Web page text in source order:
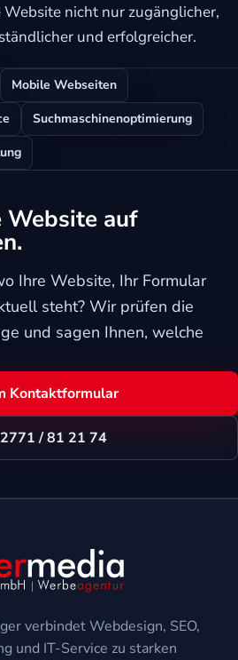
nicht nur zugänglicher,
und erfolgreicher.
Mobile Webseiten
Suchmaschinenoptimierung
Website auf
Ihre Website, Ihr Formular
steht? Wir prüfen die
und sagen Ihnen, welche
Kontaktformular
/ 81 21 74
verbindet Webdesign, SEO,
und IT-Service zu starken